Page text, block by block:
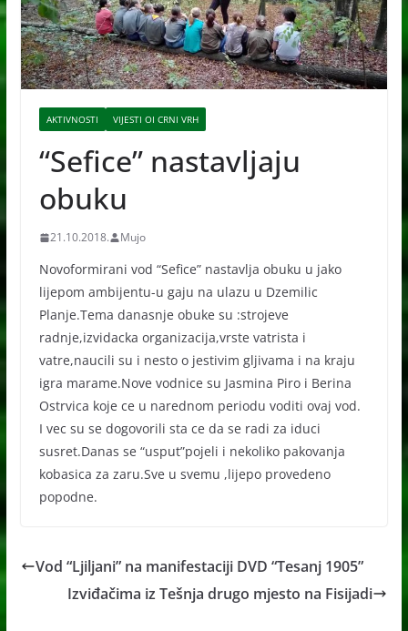
AKTIVNOSTI VIJESTI OI CRNI VRH
“Sefice” nastavljaju
obuku
21.10.2018. Mujo
Novoformirani vod “Sefice” nastavlja obuku u jako
lijepom ambijentu-u gaju na ulazu u Dzemilic
Planje.Tema danasnje obuke su :strojeve
radnje,izvidacka organizacija,vrste vatrista i
vatre,naucili su i nesto o jestivim gljivama i na kraju
igra marame.Nove vodnice su Jasmina Piro i Berina
Ostrvica koje ce u narednom periodu voditi ovaj vod.
I vec su se dogovorili sta ce da se radi za iduci
susret.Danas se “usput”pojeli i nekoliko pakovanja
kobasica za zaru.Sve u svemu ,lijepo provedeno
popodne.
Vod “Ljiljani” na manifestaciji DVD “Tesanj 1905”
Izviđačima iz Tešnja drugo mjesto na Fisijadi